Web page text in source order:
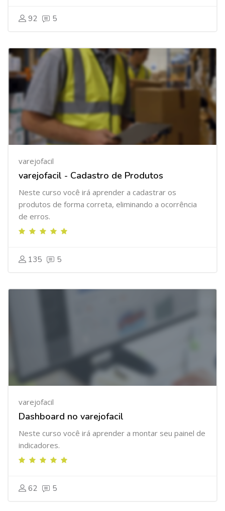
92 5
varejofacil
varejofacil - Cadastro de Produtos
Neste curso você irá aprender a cadastrar os
produtos de forma correta, eliminando a ocorrência
de erros.
135 5
varejofacil
Dashboard no varejofacil
Neste curso você irá aprender a montar seu painel de
indicadores.
62 5